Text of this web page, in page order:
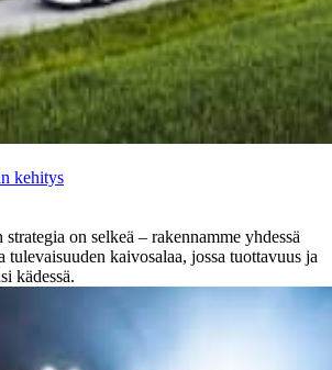
kehitys
on selkeä – rakennamme yhdessä
tulevaisuuden kaivosalaa, jossa tuottavuus ja
kädessä.